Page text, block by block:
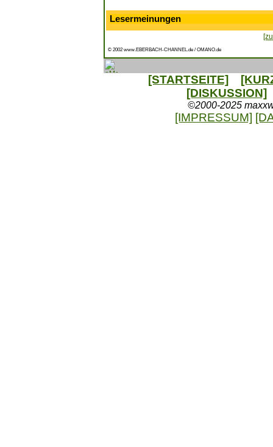
Lesermeinungen
© 2002 www.EBERBACH-CHANNEL.de / OMANO.de
[STARTSEITE]
[DISKUSSION]
©2000-2025
[IMPRESSUM]